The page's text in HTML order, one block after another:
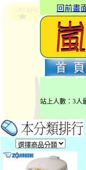
回前畫
站上人數：3人